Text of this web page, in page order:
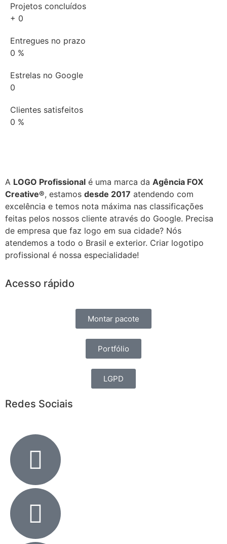
Projetos concluídos
+ 0
Entregues no prazo
0 %
Estrelas no Google
0
Clientes satisfeitos
0 %
A LOGO Profissional é uma marca da Agência FOX
Creative®, estamos desde 2017 atendendo com
excelência e temos nota máxima nas classificações
feitas pelos nossos cliente através do Google. Precisa
de empresa que faz logo em sua cidade? Nós
atendemos a todo o Brasil e exterior. Criar logotipo
profissional é nossa especialidade!
Acesso rápido
Montar pacote
Portfólio
LGPD
Redes Sociais